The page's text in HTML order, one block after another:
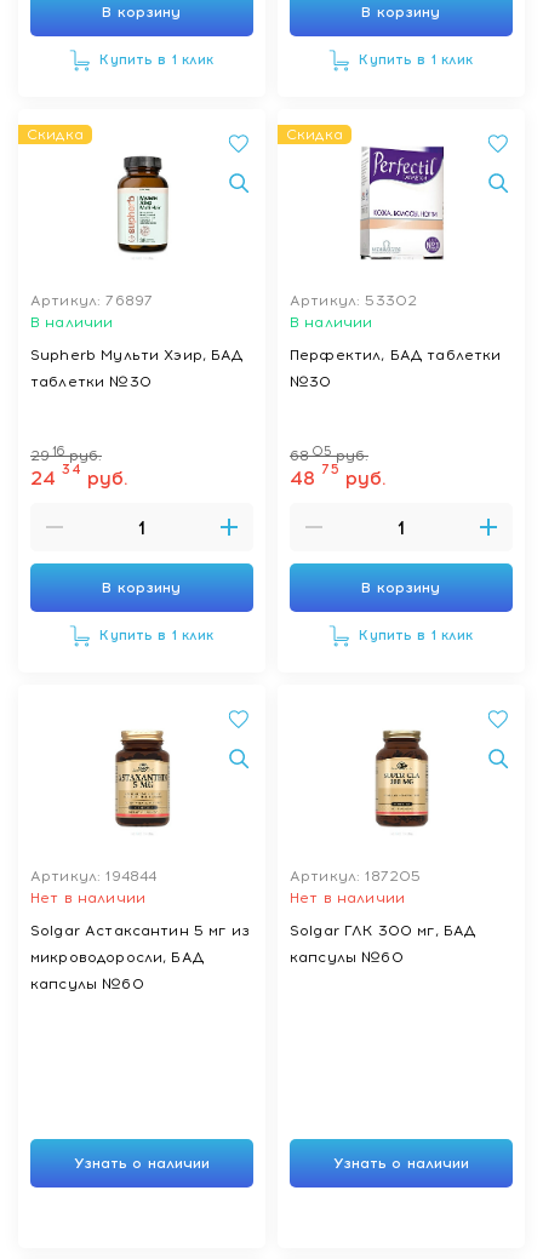
В корзину
Купить в 1 клик
В корзину
Купить в 1 клик
Скидка
Артикул: 76897
В наличии
Supherb Мульти Хэир, БАД
таблетки №30
2916 руб.
24 34 руб.
В корзину
Купить в 1 клик
Скидка
Артикул: 53302
В наличии
Перфектил, БАД таблетки
№30
68 05 руб.
48 75 руб.
В корзину
Купить в 1 клик
Артикул: 194844
Нет в наличии
Solgar Астаксантин 5 мг из
микроводоросли, БАД
капсулы №60
Узнать о наличии
Артикул: 187205
Нет в наличии
Solgar ГЛК 300 мг, БАД
капсулы №60
Узнать о наличии